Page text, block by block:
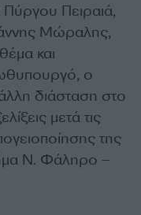
Πύργου Πειραιά,
Μώραλης,
και
ο
διάσταση στο
μετά τις
της
Ν. Φάληρο –